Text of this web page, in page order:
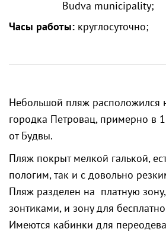
Budva municipality;
Часы работы: круглосуточно;
Небольшой пляж расположился
городка Петровац, примерно в
от Будвы.
Пляж покрыт мелкой галькой,
пологим, так и с довольно
Пляж разделен на платную
зонтиками, и зону для
Имеются кабинки для